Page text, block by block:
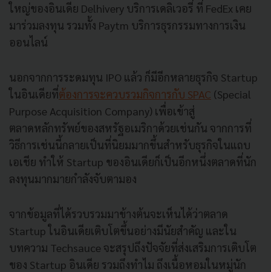
ใหญ่ของอินเดีย Delhivery บริการเดลิเวอรี่ ที่ FedEx เคย
มาร่วมลงทุน รวมทั้ง Paytm บริการธุรกรรมทางการเงิน
ออนไลน์
นอกจากการระดมทุน IPO แล้ว ก็มีอีกหลายธุรกิจ Startup
ในอินเดียที่ต้องการจะควบรวมกิจการกับ SPAC (Special
Purpose Acquisition Company) เพื่อเข้าสู่
ตลาดหลักทรัพย์ของสหรัฐอเมริกาด้วยเช่นกัน จากการที่
วิธีการเช่นนี้กลายเป็นที่นิยมมากขึ้นสำหรับธุรกิจในแถบ
เอเชีย ทำให้ Startup ของอินเดียก็เป็นอีกหนึ่งตลาดที่นัก
ลงทุนมากมายกำลังจับตามอง
จากข้อมูลที่ได้รวบรวมมาข้างต้นจะเห็นได้ว่าตลาด
Startup ในอินเดียเติบโตขึ้นอย่างมีนัยสำคัญ และใน
บทความ Techsauce จะสรุปถึงปัจจัยที่ส่งเสริมการเติบโต
ของ Startup อินเดีย รวมถึงทำไม ถึงเนื้อหอมในหมู่นัก